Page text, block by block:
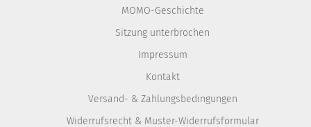
MOMO-Geschichte
Sitzung unterbrochen
Impressum
Kontakt
Versand- & Zahlungsbedingungen
Widerrufsrecht & Muster-Widerrufsformular